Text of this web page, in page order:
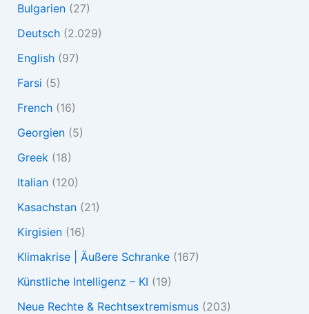
Bulgarien(27)
Deutsch(2.029)
English(97)
Farsi (5)
French(16)
Georgien(5)
Greek (18)
Italian(120)
Kasachstan(21)
Kirgisien(16)
Klimakrise | Äußere Schranke(167)
Künstliche Intelligenz – KI (19)
Neue Rechte & Rechtsextremismus(203)